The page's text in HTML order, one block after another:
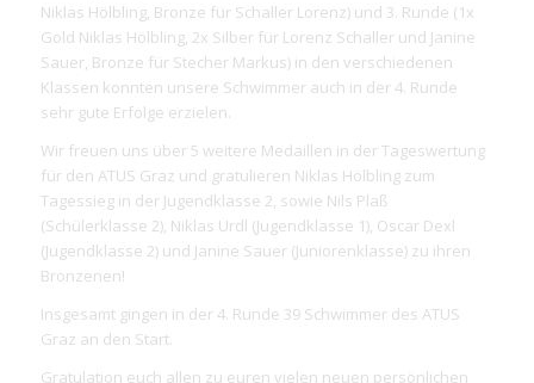
Niklas Hölbling, Bronze für Schaller Lorenz) und 3. Runde (1x
Gold Niklas Hölbling, 2x Silber für Lorenz Schaller und Janine
Sauer, Bronze für Stecher Markus) in den verschiedenen
Klassen konnten unsere Schwimmer auch in der 4. Runde
sehr gute Erfolge erzielen.
Wir freuen uns über 5 weitere Medaillen in der Tageswertung
für den ATUS Graz und gratulieren Niklas Hölbling zum
Tagessieg in der Jugendklasse 2, sowie Nils Plaß
(Schülerklasse 2), Niklas Urdl (Jugendklasse 1), Oscar Dexl
(Jugendklasse 2) und Janine Sauer (Juniorenklasse) zu ihren
Bronzenen!
Insgesamt gingen in der 4. Runde 39 Schwimmer des ATUS
Graz an den Start.
Gratulation euch allen zu euren vielen neuen persönlichen